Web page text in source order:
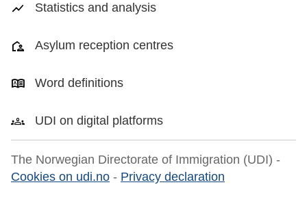
Statistics and analysis
Asylum reception centres
Word definitions
UDI on digital platforms
The Norwegian Directorate of Immigration (UDI) -
Cookies on udi.no - Privacy declaration